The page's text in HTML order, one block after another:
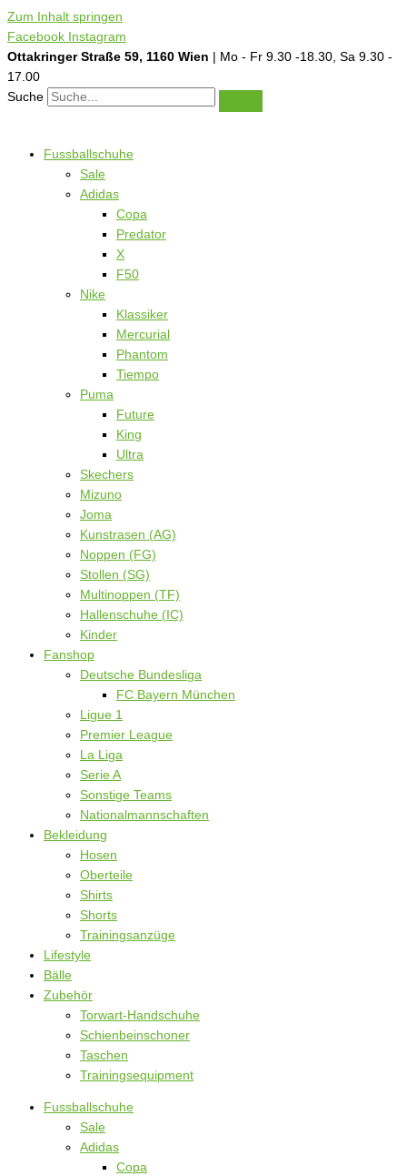
Zum Inhalt springen
Facebook Instagram
Ottakringer Straße 59, 1160 Wien | Mo - Fr 9.30 -18.30, Sa 9.30 -
17.00
Suche
Fussballschuhe
Sale
Adidas
Copa
Predator
X
F50
Nike
Klassiker
Mercurial
Phantom
Tiempo
Puma
Future
King
Ultra
Skechers
Mizuno
Joma
Kunstrasen (AG)
Noppen (FG)
Stollen (SG)
Multinoppen (TF)
Hallenschuhe (IC)
Kinder
Fanshop
Deutsche Bundesliga
FC Bayern München
Ligue 1
Premier League
La Liga
Serie A
Sonstige Teams
Nationalmannschaften
Bekleidung
Hosen
Oberteile
Shirts
Shorts
Trainingsanzüge
Lifestyle
Bälle
Zubehör
Torwart-Handschuhe
Schienbeinschoner
Taschen
Trainingsequipment
Fussballschuhe
Sale
Adidas
Copa